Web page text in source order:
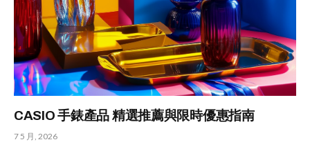
CASIO 手錶產品 精選推薦與限時優惠指南
7 5 月, 2026